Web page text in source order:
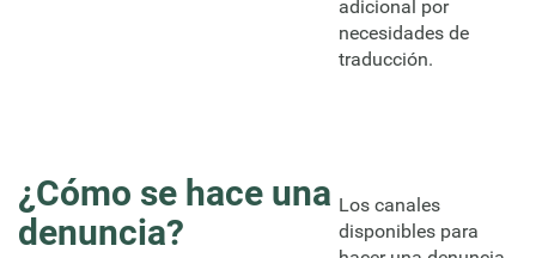
adicional por
necesidades de
traducción.
¿Cómo se hace una
denuncia?
Los canales
disponibles para